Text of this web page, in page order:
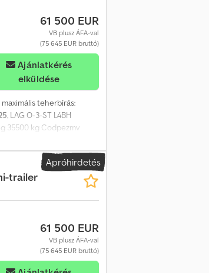
61 500 EUR
VB plusz ÁFA-val
(75 645 EUR bruttó)
Ajánlatkérés
elküldése
, maximális teherbírás:
, LAG O-3-ST L4BH
35500 kg Codpezmv
szállítására szánt
Kiváló műszaki állapot,
Apróhirdetés
trailer
61 500 EUR
VB plusz ÁFA-val
(75 645 EUR bruttó)